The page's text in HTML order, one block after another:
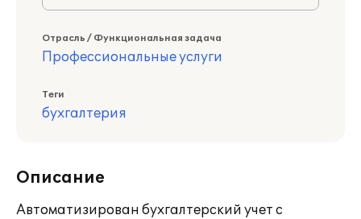
Отрасль / Функциональная задача
Профессиональные услуги
Теги
бухгалтерия
Описание
Автоматизирован бухгалтерский учет с